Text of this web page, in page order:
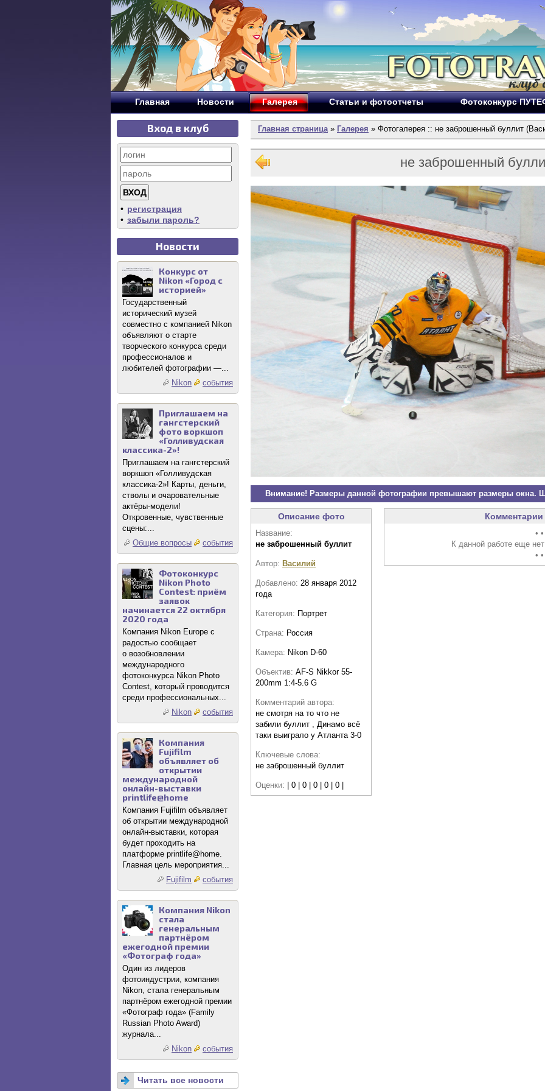
Главная Новости Галерея Статьи и фотоотчеты Фотоконкурс
Вход в клуб
• регистрация
• забыли пароль?
Новости
Конкурс от
Nikon «Город с
историей»
Государственный
исторический музей
совместно с компанией Nikon
объявляют о старте
творческого конкурса среди
профессионалов и
любителей фотографии —...
Nikon
события
Приглашаем на
гангстерский
фото воркшоп
«Голливудская
классика-2»!
Приглашаем на гангстерский
воркшоп «Голливудская
классика-2»! Карты, деньги,
стволы и очаровательные
актёры-модели!
Откровенные, чувственные
сцены:...
Общие вопросы
события
Фотоконкурс
Nikon Photo
Contest: приём
заявок
начинается 22 октября
2020 года
Компания Nikon Europe с
радостью сообщает
о возобновлении
международного
фотоконкурса Nikon Photo
Contest, который проводится
среди профессиональных...
Nikon
события
Компания
Fujifilm
объявляет об
открытии
международной
онлайн-выставки
printlife@home
Компания Fujifilm объявляет
об открытии международной
онлайн-выставки, которая
будет проходить на
платформе printlife@home.
Главная цель мероприятия...
Fujifilm
события
Компания Nikon
стала
генеральным
партнёром
ежегодной премии
«Фотограф года»
Один из лидеров
фотоиндустрии, компания
Nikon, стала генеральным
партнёром ежегодной премии
«Фотограф года» (Family
Russian Photo Award)
журнала...
Nikon
события
Читать все новости
Главная страница» Галерея » Фотогалерея :: не заброшенный буллит
не заброшенный
Внимание! Размеры данной фотографии превышают размеры окна.
Описание фото
Название:
не заброшенный буллит
Автор: Василий
Добавлено: 28 января 2012
года
Категория: Портрет
Страна: Россия
Камера: Nikon D-60
Объектив: AF-S Nikkor 55-
200mm 1:4-5.6 G
Комментарий автора:
не смотря на то что не
забили буллит , Динамо всё
таки выиграло у Атланта 3-0
Ключевые слова:
не заброшенный буллит
Оценки: | 0 | 0 | 0 | 0 | 0 |
Комментарии
•
К данной работе еще
•